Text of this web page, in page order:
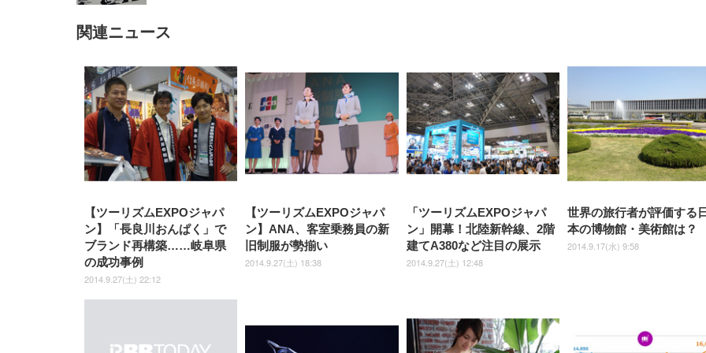
関連ニュース
【ツーリズムEXPOジャパ
ン】「長良川おんぱく」で
ブランド再構築……岐阜県
の成功事例
2014.9.27(土) 22:12
【ツーリズムEXPOジャパ
ン】ANA、客室乗務員の新
旧制服が勢揃い
2014.9.27(土) 18:38
「ツーリズムEXPOジャパ
ン」開幕！北陸新幹線、2階
建てA380など注目の展示
2014.9.27(土) 12:48
世界の旅行者が評価する
本の博物館・美術館は？
2014.9.17(水) 9:58